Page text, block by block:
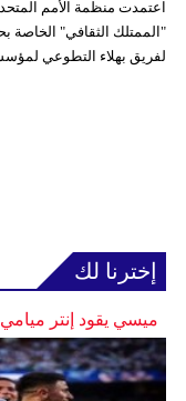
اعتمدت منظمة الأمم
"الممتلك الثقافي" الخاصة
لفريق بهلاء التطوعي
إخترنا لك
ميسي يقود إنتر